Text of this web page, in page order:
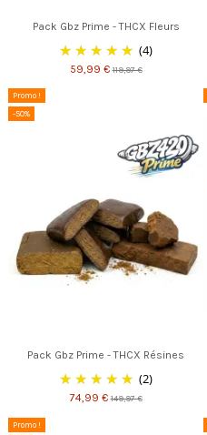
Pack Gbz Prime - THCX Fleurs
(4)
59,99 €119,97 €
Promo !
-50%
Pack Gbz Prime - THCX Résines
(2)
74,99 €149,97 €
Promo !